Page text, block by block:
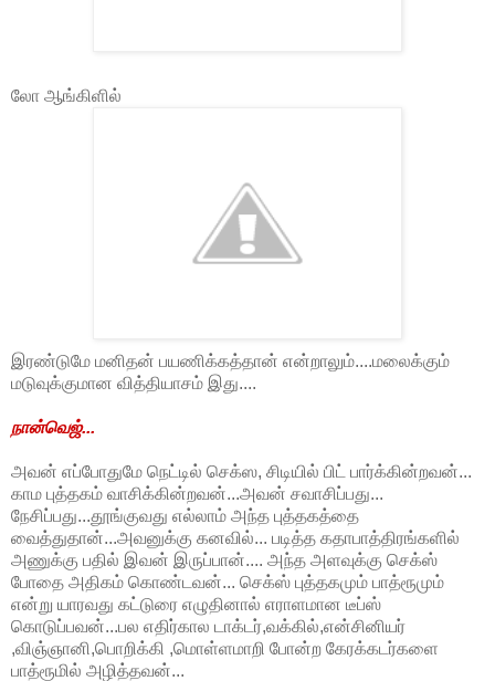
லோ ஆங்கிளில்
இரண்டுமே மனிதன் பயணிக்கத்தான் என்றாலும்....மலைக்கும்
மடுவுக்குமான வித்தியாசம் இது....
நான்வெஜ்...
அவன் எப்போதுமே நெட்டில் செக்ஸ, சிடியில் பிட் பார்க்கின்றவன்...
காம புத்தகம் வாசிக்கின்றவன்...அவன் சவாசிப்பது...
நேசிப்பது...தூங்குவது எல்லாம் அந்த புத்தகத்தை
வைத்துதான்...அவனுக்கு கனவில்... படித்த கதாபாத்திரங்களில்
அணுக்கு பதில் இவன் இருப்பான்.... அந்த அளவுக்கு செக்ஸ்
போதை அதிகம் கொண்டவன்... செக்ஸ் புத்தகமும் பாத்ரூமும்
என்று யாரவது கட்டுரை எழுதினால் எராளமான டீப்ஸ்
கொடுப்பவன்...பல எதிர்கால டாக்டர்,வக்கில்,என்சினியர்
,விஞ்ஞானி,பொறிக்கி ,மொள்ளமாறி போன்ற கேரக்கடர்களை
பாத்ரூமில் அழித்தவன்...